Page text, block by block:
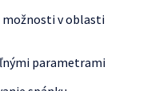
možnosti v oblasti
parametrami